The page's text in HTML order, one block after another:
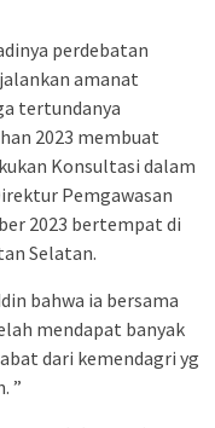
perdebatan
amanat
tertundanya
2023 membuat
Konsultasi dalam
Pemgawasan
2023 bertempat di
Selatan.
bahwa ia bersama
mendapat banyak
dari kemendagri yg
”